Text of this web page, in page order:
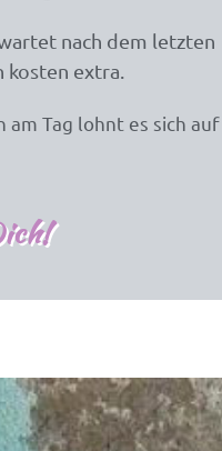
nach dem letzten
extra.
am Tag lohnt es sich auf